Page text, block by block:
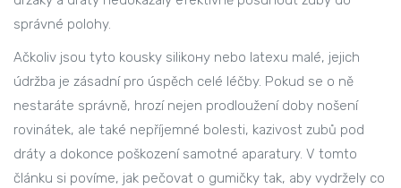
správné polohy.
Ačkoliv jsou tyto kousky silikону nebo latexu malé, jejich
údržba je zásadní pro úspěch celé léčby. Pokud se o ně
nestaráte správně, hrozí nejen prodloužení doby nošení
rovinátek, ale také nepříjemné bolesti, kazivost zubů pod
dráty a dokonce poškození samotné aparatury. V tomto
článku si povíme, jak pečovat o gumičky tak, aby vydržely co